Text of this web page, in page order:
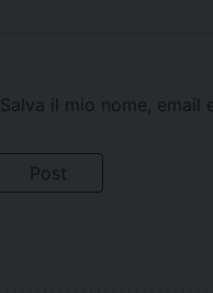
Salva il mio nome, email